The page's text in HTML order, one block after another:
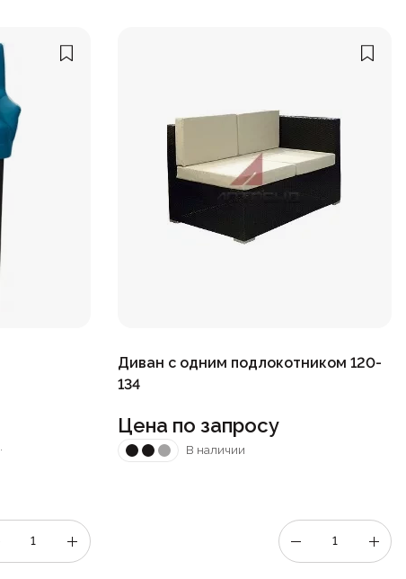
Диван с одним подлокотником 120-
134
Цена по запросу
В наличии